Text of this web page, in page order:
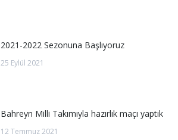
2021-2022 Sezonuna Başlıyoruz
25 Eylül 2021
Bahreyn Milli Takımıyla hazırlık maçı yaptık
12 Temmuz 2021